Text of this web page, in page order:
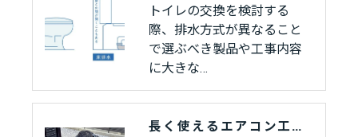
トイレの交換を検討する
際、排水方式が異なること
で選ぶべき製品や工事内容
に大きな…
長く使えるエアコン工事とは？